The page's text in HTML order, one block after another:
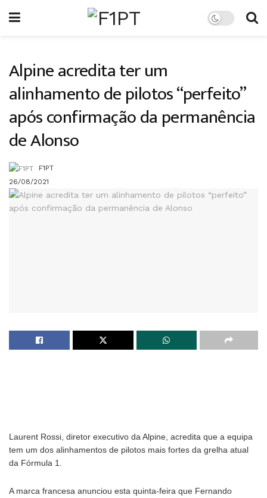
Alpine acredita ter um
alinhamento de pilotos “perfeito”
após confirmação da permanência
de Alonso
F1PT
26/08/2021
Laurent Rossi, diretor executivo da Alpine, acredita que a equipa
tem um dos alinhamentos de pilotos mais fortes da grelha atual
da Fórmula 1.
A marca francesa anunciou esta quinta-feira que Fernando